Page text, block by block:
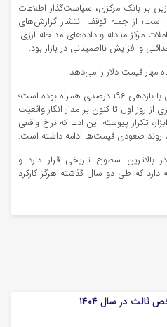
بر بانک مرکزی، سیاست‌گذار اطلاعات
است؛ از جمله توقف انتشار گزارش‌های
مرکز مبادله و داده‌های مداخله ارزی.
و افزایش نااطمینانی در بازار بود.
قیمت دلار را می‌دهد
گفتنی است قیمت دلار در دوره فرزین با بازدهی ۱۹۶ درصدی همراه بوده است؛
روز اول تا کنون بر مدار انکار واقعیت
تکرار پیوسته این ادعا که نرخ واقعی
روند صعودی قیمت‌ها ادامه داشته است.
بالاترین سطوح تاریخی قرار دارد و
دارد که طی دو سال گذشته هرگز کارکرد
در سال ۱۴۰۴